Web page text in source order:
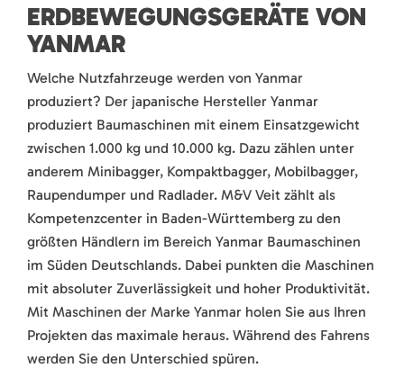
ERDBEWEGUNGSGERÄTE VON
YANMAR
Welche Nutzfahrzeuge werden von Yanmar
produziert? Der japanische Hersteller Yanmar
produziert Baumaschinen mit einem Einsatzgewicht
zwischen 1.000 kg und 10.000 kg. Dazu zählen unter
anderem Minibagger, Kompaktbagger, Mobilbagger,
Raupendumper und Radlader. M&V Veit zählt als
Kompetenzcenter in Baden-Württemberg zu den
größten Händlern im Bereich Yanmar Baumaschinen
im Süden Deutschlands. Dabei punkten die Maschinen
mit absoluter Zuverlässigkeit und hoher Produktivität.
Mit Maschinen der Marke Yanmar holen Sie aus Ihren
Projekten das maximale heraus. Während des Fahrens
werden Sie den Unterschied spüren.